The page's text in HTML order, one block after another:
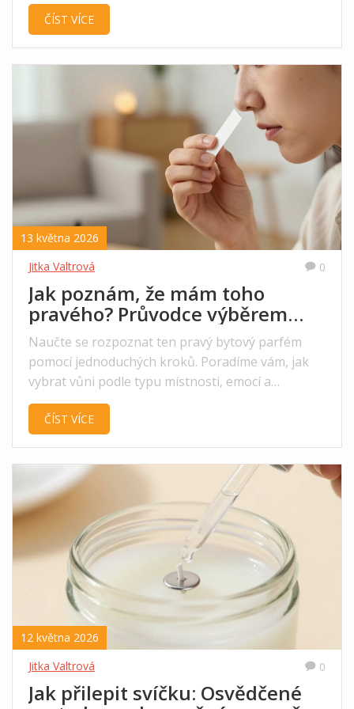
ČÍST VÍCE
13 května 2026
Jitka Valtrová
0
Jak poznám, že mám toho
pravého? Průvodce výběrem
ideálního bytového parfému
Naučte se rozpoznat ten pravý bytový parfém
pomocí jednoduchých kroků. Poradíme vám, jak
vybrat vůni podle typu místnosti, emocí a
zdravého rozumu.
ČÍST VÍCE
12 května 2026
Jitka Valtrová
0
Jak přilepit svíčku: Osvědčené